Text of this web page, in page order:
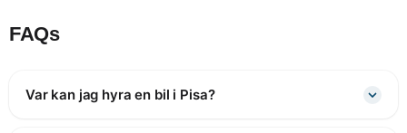
FAQs
Var kan jag hyra en bil i Pisa?